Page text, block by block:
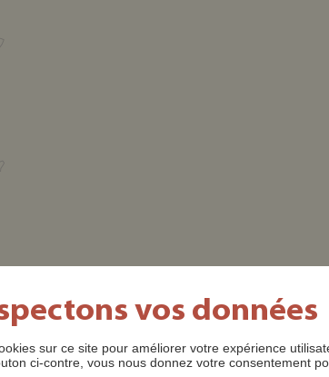
CŒUR DE BASTIDES ©2022 MENTIONS
vos données
sur ce site pour améliorer votre expérience
ci-contre, vous nous donnez votre consentement